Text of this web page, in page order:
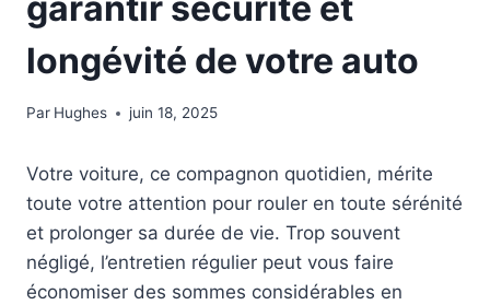
longévité de votre auto
Par Hughes juin 18, 2025
Votre voiture, ce compagnon quotidien, mérite
toute votre attention pour rouler en toute sérénité
et prolonger sa durée de vie. Trop souvent
négligé, l’entretien régulier peut vous faire
économiser des sommes considérables en